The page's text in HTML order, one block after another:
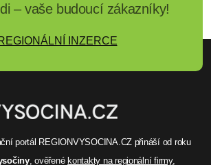
– vaše budoucí zákazníky!
INZERCE
portál REGIONVYSOCINA.CZ přináší od roku
, ověřenékontakty na regionální firmy,